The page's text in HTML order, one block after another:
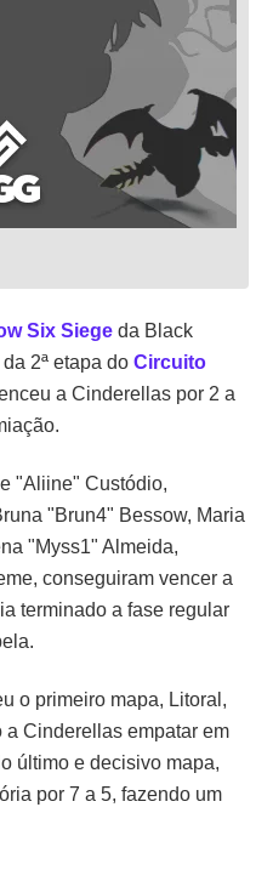
Six Siege da Black
2ª etapa do Circuito
a Cinderellas por 2 a
"Aliine" Custódio,
"Brun4" Bessow, Maria
"Myss1" Almeida,
conseguiram vencer a
terminado a fase regular
o primeiro mapa, Litoral,
a Cinderellas empatar em
último e decisivo mapa,
por 7 a 5, fazendo um